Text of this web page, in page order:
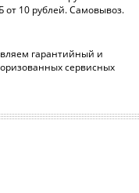
от 10 рублей. Самовывоз.
гарантийный и
сервисных